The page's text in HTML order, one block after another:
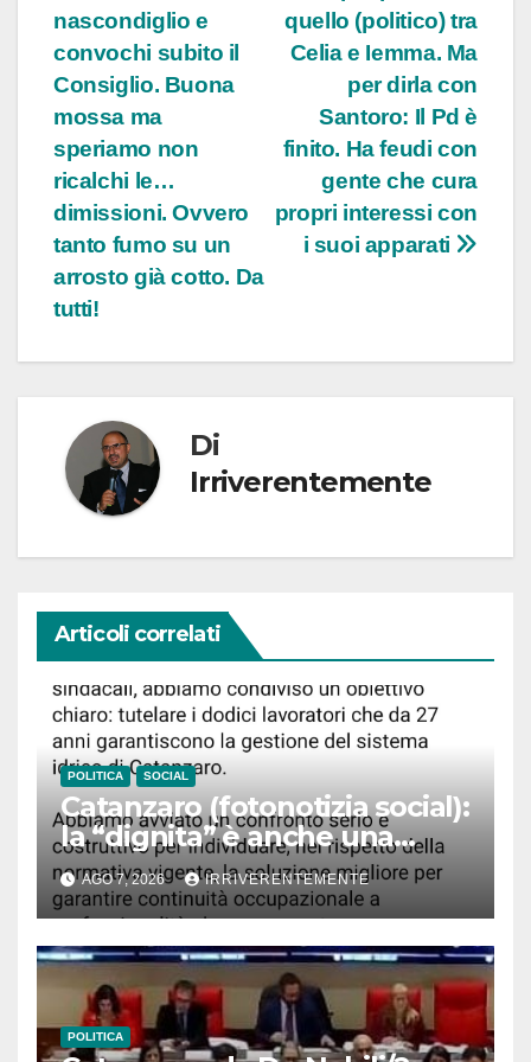
quello (politico) tra
Celia e Iemma. Ma
per dirla con
Santoro: Il Pd è
finito. Ha feudi con
gente che cura
propri interessi con
i suoi apparati
nascondiglio e
convochi subito il
Consiglio. Buona
mossa ma
speriamo non
ricalchi le…
dimissioni. Ovvero
tanto fumo su un
arrosto già cotto. Da
tutti!
Di
Irriverentemente
Articoli correlati
POLITICA SOCIAL
Catanzaro (fotonotizia social):
la “dignita” è anche una
questione di… accenti. Ma
Fiorita, infastidito da disastro
“bollette acqua pazze e fuori
tempo massimo”, difende
lavoratori Sorical
AGO 7, 2026 IRRIVERENTEMENTE
POLITICA